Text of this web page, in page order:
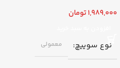
1,989,000تومان
نوع سوییچ معمولی